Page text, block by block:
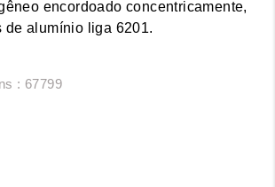
encordoado concentricamente,
de alumínio liga 6201.
: 67799